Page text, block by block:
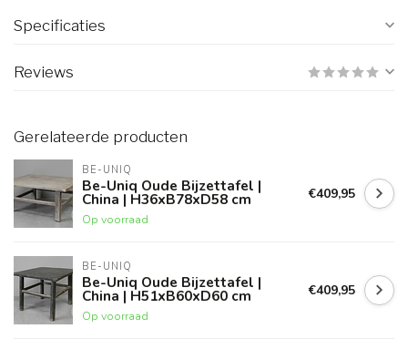
Specificaties
Reviews
Gerelateerde producten
BE-UNIQ
Be-Uniq Oude Bijzettafel |
China | H36xB78xD58 cm
Op voorraad
€409,95
BE-UNIQ
Be-Uniq Oude Bijzettafel |
China | H51xB60xD60 cm
Op voorraad
€409,95